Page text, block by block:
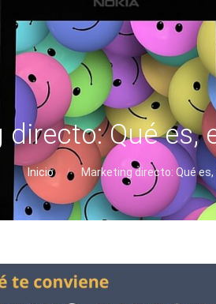
directo: Qué es,
Inicio Marketing directo: Qué